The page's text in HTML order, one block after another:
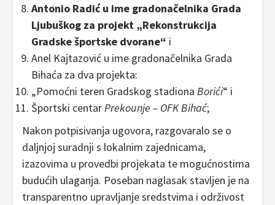
Antonio Radić u ime gradonačelnika Grada
Ljubuškog za projekt „Rekonstrukcija
Gradske športske dvorane“ i
Anel Kajtazović u ime gradonačelnika Grada
Bihaća za dva projekta:
„Pomoćni teren Gradskog stadiona Borići“ i
Športski centar Prekounje – OFK Bihać;
Nakon potpisivanja ugovora, razgovaralo se o
daljnjoj suradnji s lokalnim zajednicama,
izazovima u provedbi projekata te mogućnostima
budućih ulaganja. Poseban naglasak stavljen je na
transparentno upravljanje sredstvima i održivost